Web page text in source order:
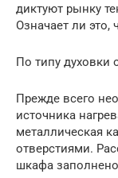
диктуют рынку
Означает ли это,
По типу духовки
Прежде всего
источника
металлическая
отверстиями.
шкафа